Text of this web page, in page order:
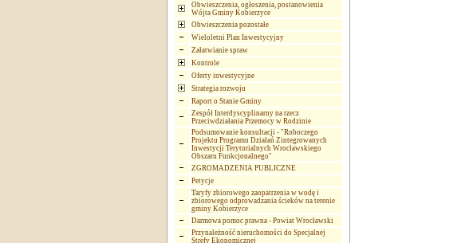
Obwieszczenia, ogłoszenia, postanowienia
Wójta Gminy Kobierzyce
Obwieszczenia pozostałe
Wieloletni Plan Inwestycyjny
Załatwianie spraw
Kontrole
Oferty inwestycyjne
Strategia rozwoju
Raport o Stanie Gminy
Zespół Interdyscyplinarny na rzecz
Przeciwdziałania Przemocy w Rodzinie
Podsumowanie konsultacji - "Roboczego
Projektu Programu Działań Zintegrowanych
Inwestycji Terytorialnych Wrocławskiego
Obszaru Funkcjonalnego"
ZGROMADZENIA PUBLICZNE
Petycje
Taryfy zbiorowego zaopatrzenia w wodę i
zbiorowego odprowadzania ścieków na terenie
gminy Kobierzyce
Darmowa pomoc prawna - Powiat Wrocławski
Przynależność nieruchomości do Specjalnej
Strefy Ekonomicznej